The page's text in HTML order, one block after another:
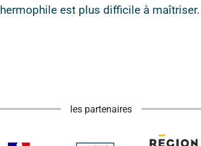
est plus difficile à maîtriser.
les partenaires